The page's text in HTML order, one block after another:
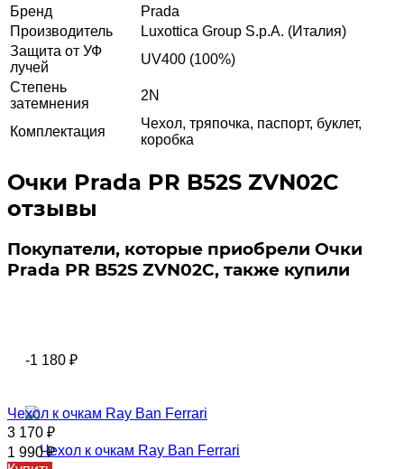
Бренд
Prada
Производитель
Luxottica Group S.p.A. (Италия)
Защита от УФ
лучей
UV400 (100%)
Степень
затемнения
2N
Комплектация
Чехол, тряпочка, паспорт, буклет,
коробка
Очки Prada PR B52S ZVN02C
отзывы
Покупатели, которые приобрели Очки
Prada PR B52S ZVN02C, также купили
-1 180 ₽
Чехол к очкам Ray Ban Ferrari
3 170 ₽
1 990₽